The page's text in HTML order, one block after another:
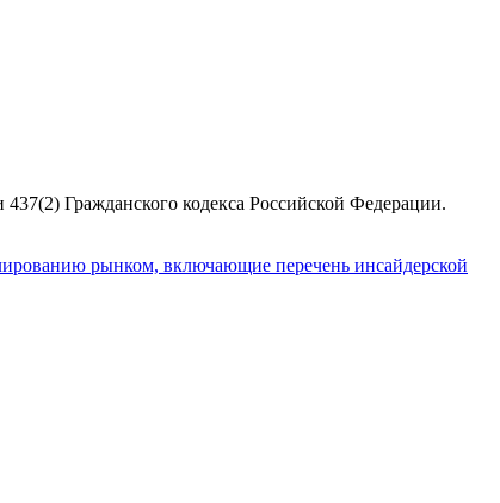
Гражданского кодекса Российской Федерации.
рынком, включающие перечень инсайдерской